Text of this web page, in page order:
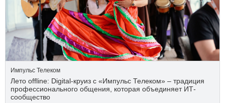
Импульс Телеком
Лето offline: Digital-круиз с «Импульс Телеком» – традиция
профессионального общения, которая объединяет ИТ-
сообщество